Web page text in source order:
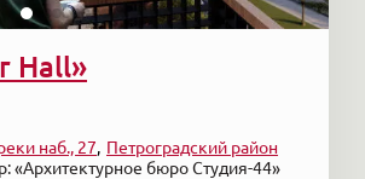
Hall»
«Архитектурное бюро Студия-44»
наб., 27 Петроградский район